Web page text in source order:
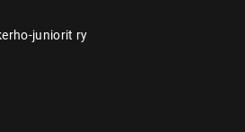
juniorit ry